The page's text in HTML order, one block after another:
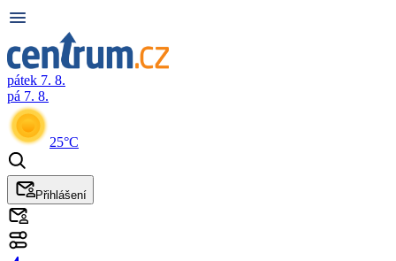
pátek 7. 8.
pá 7. 8.
25°C
Přihlášení